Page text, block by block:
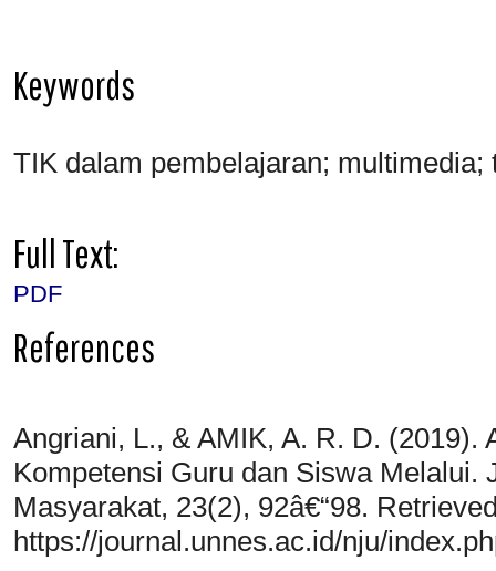
Keywords
TIK dalam pembelajaran; multimedia;
Full Text:
PDF
References
Angriani, L., & AMIK, A. R. D. (2019).
Kompetensi Guru dan Siswa Melalui.
Masyarakat, 23(2), 92â€“98.
https://journal.unnes.ac.id/nju/